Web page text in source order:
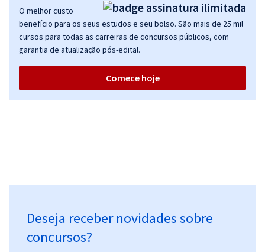
O melhor custo
benefício para os seus estudos e seu bolso. São mais de 25 mil
cursos para todas as carreiras de concursos públicos, com
garantia de atualização pós-edital.
Comece hoje
Deseja receber novidades sobre
concursos?